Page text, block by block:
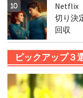
Netflix
切り決
回収
ピックアップ３